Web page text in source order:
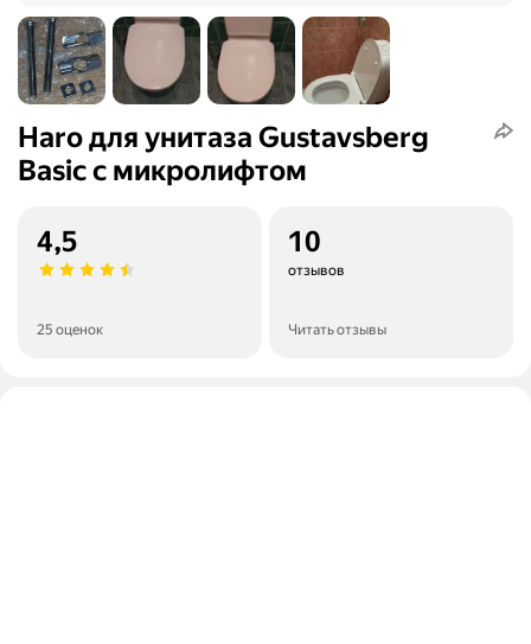
Haro для унитаза Gustavsberg
Basic с микролифтом
4,5
25 оценок
10
отзывов
Читать отзывы